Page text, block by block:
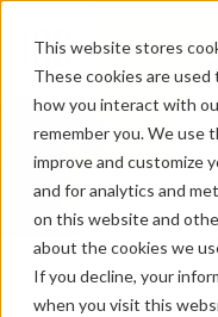
This website stores
These cookies are
how you interact with
remember you. We use
improve and customize
and for analytics and
on this website and
about the cookies we
If you decline, your
when you visit this